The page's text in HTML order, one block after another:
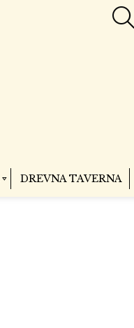
DREVNA TAVERNA